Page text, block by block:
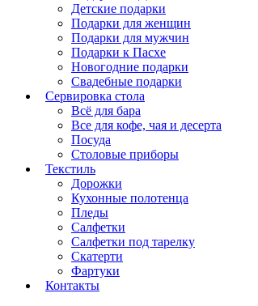
Детские подарки
Подарки для женщин
Подарки для мужчин
Подарки к Пасхе
Новогодние подарки
Свадебные подарки
Сервировка стола
Всё для бара
Все для кофе, чая и десерта
Посуда
Столовые приборы
Текстиль
Дорожки
Кухонные полотенца
Пледы
Салфетки
Салфетки под тарелку
Скатерти
Фартуки
Контакты